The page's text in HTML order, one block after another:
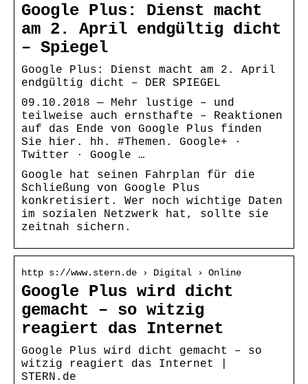
Google Plus: Dienst macht
am 2. April endgültig dicht
– Spiegel
Google Plus: Dienst macht am 2. April
endgültig dicht – DER SPIEGEL
09.10.2018 — Mehr lustige – und
teilweise auch ernsthafte – Reaktionen
auf das Ende von Google Plus finden
Sie hier. hh. #Themen. Google+ ·
Twitter · Google …
Google hat seinen Fahrplan für die
Schließung von Google Plus
konkretisiert. Wer noch wichtige Daten
im sozialen Netzwerk hat, sollte sie
zeitnah sichern.
http s://www.stern.de › Digital › Online
Google Plus wird dicht
gemacht – so witzig
reagiert das Internet
Google Plus wird dicht gemacht – so
witzig reagiert das Internet |
STERN.de